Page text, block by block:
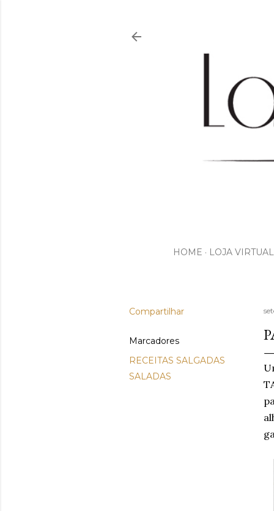
HOME LOJA VIRTUAL
Compartilhar
Marcadores
RECEITAS SALGADAS
SALADAS